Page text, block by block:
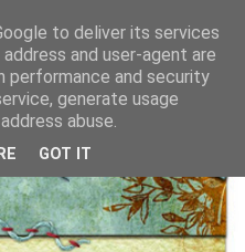
to deliver its services
and user-agent are
performance and security
generate usage
abuse.
GOT IT